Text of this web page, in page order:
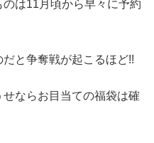
は11月頃から早々に予約
と争奪戦が起こるほど!!
ならお目当ての福袋は確